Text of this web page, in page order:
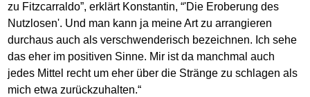
zu Fitzcarraldo”, erklärt Konstantin, “'Die Eroberung des
Nutzlosen'. Und man kann ja meine Art zu arrangieren
durchaus auch als verschwenderisch bezeichnen. Ich sehe
das eher im positiven Sinne. Mir ist da manchmal auch
jedes Mittel recht um eher über die Stränge zu schlagen als
mich etwa zurückzuhalten.“